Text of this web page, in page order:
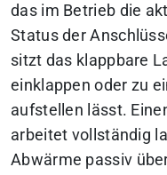
das im Betrieb die
Status der
sitzt das klappbare
einklappen oder zu
aufstellen lässt.
arbeitet vollständig
Abwärme passiv